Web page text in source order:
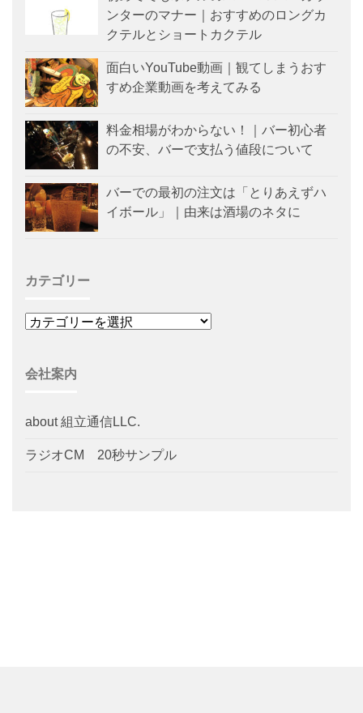
ンターのマナー｜おすすめのロングカ
クテルとショートカクテル
面白いYouTube動画｜観てしまうおす
すめ企業動画を考えてみる
料金相場がわからない！｜バー初心者
の不安、バーで支払う値段について
バーでの最初の注文は「とりあえずハ
イボール」｜由来は酒場のネタに
カテゴリー
会社案内
about 組立通信LLC.
ラジオCM 20秒サンプル